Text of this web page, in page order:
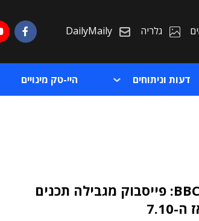
גלריה DailyMaily
דעות וניתוחים היי-טק מינויים
תחקיר של ה-BBC: פייסבוק מגבילה תכנים
7.10